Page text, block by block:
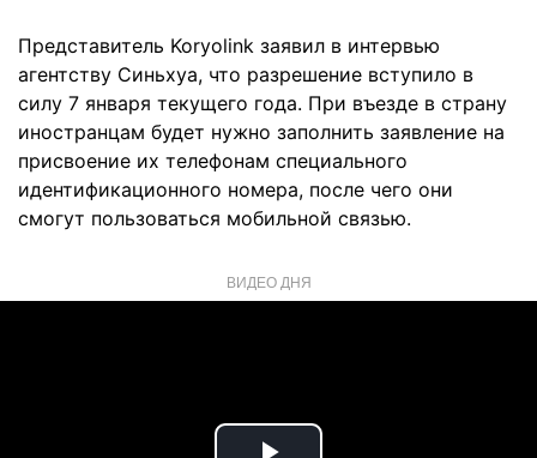
Представитель Koryolink заявил в интервью
агентству Синьхуа, что разрешение вступило в
силу 7 января текущего года. При въезде в страну
иностранцам будет нужно заполнить заявление на
присвоение их телефонам специального
идентификационного номера, после чего они
смогут пользоваться мобильной связью.
ВИДЕО ДНЯ